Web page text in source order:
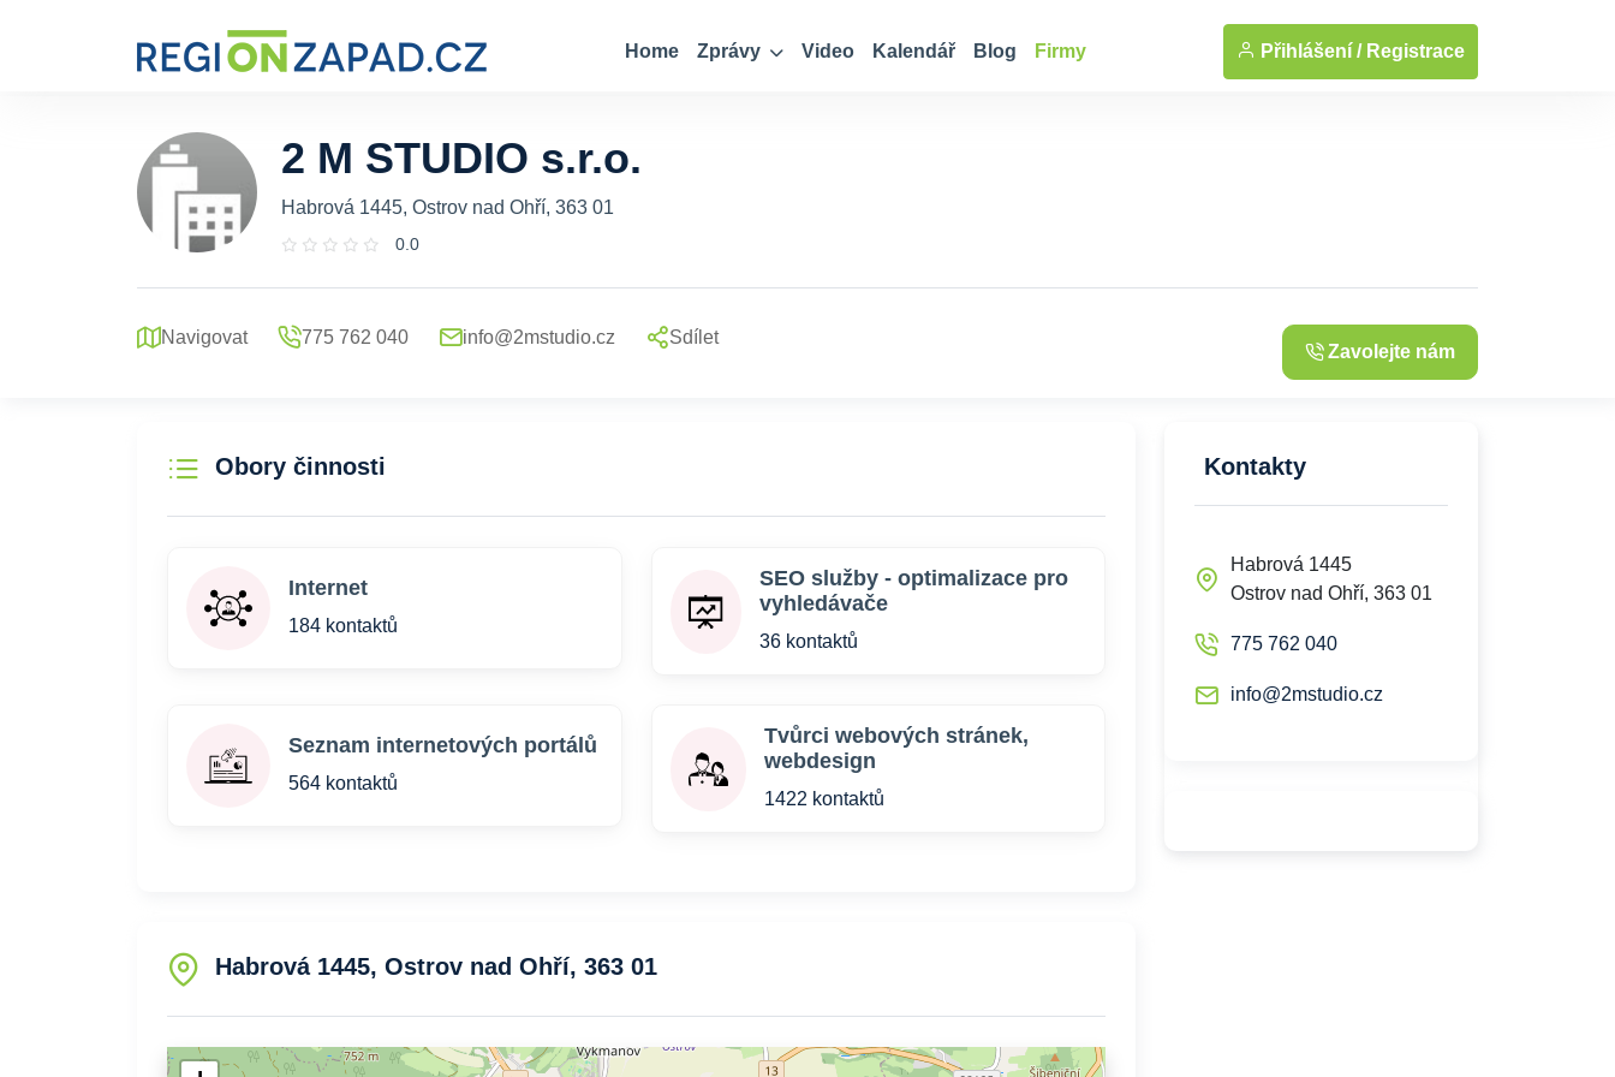
Home Zprávy Video Kalendář Blog Firmy Přihlášení / Registrace
2 M STUDIO s.r.o.
Habrová 1445, Ostrov nad Ohří, 363 01
0.0
Navigovat 775 762 040 info@2mstudio.cz Sdílet
Zavolejte nám
Obory činnosti
Internet
184 kontaktů
SEO služby - optimalizace pro
vyhledávače
36 kontaktů
Seznam internetových portálů
564 kontaktů
Tvůrci webových stránek,
webdesign
1422 kontaktů
Habrová 1445, Ostrov nad Ohří, 363 01
Kontakty
Habrová 1445
Ostrov nad Ohří, 363 01
775 762 040
info@2mstudio.cz